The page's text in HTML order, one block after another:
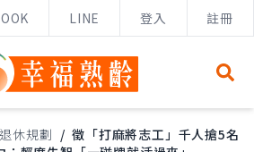
LINE 登入 註冊
退休規劃 / 徵「打麻將志工」千人搶5名